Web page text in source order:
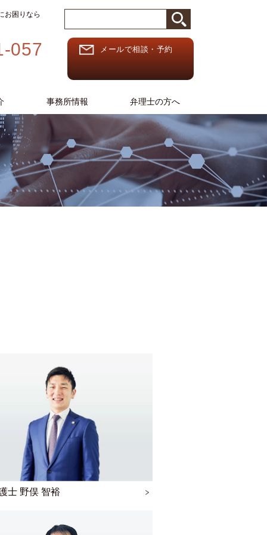
お困りなら
057 メールで相談・予約
事務所情報 弁理士の方へ
士 野俣 智裕